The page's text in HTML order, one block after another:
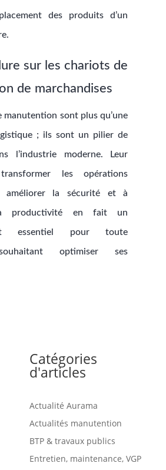
des produits d’un
sur les chariots de
de marchandises
manutention sont plus qu’une
; ils sont un pilier de
l’industrie moderne. Leur
les opérations
améliorer la sécurité et à
productivité en fait un
essentiel pour toute
optimiser ses
Catégories
d'articles
Actualité Aurama
Actualités manutention
BTP & travaux publics
Entretien, maintenance, VGP